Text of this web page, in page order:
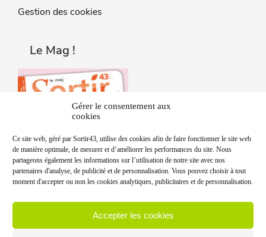
Gérer le consentement aux
cookies
Ce site web, géré par Sortir43, utilise des cookies afin de faire fonctionner le site web
de manière optimale, de mesurer et d’améliorer les performances du site. Nous
partageons également les informations sur l’utilisation de notre site avec nos
partenaires d'analyse, de publicité et de personnalisation. Vous pouvez choisir à tout
moment d'accepter ou non les cookies analytiques, publicitaires et de personnalisation.
Accepter les cookies
Gestion des cookies
Le Mag !